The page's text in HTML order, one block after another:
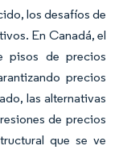
los desafíos de
En Canadá, el
pisos de precios
precios
las alternativas
de precios
que se ve